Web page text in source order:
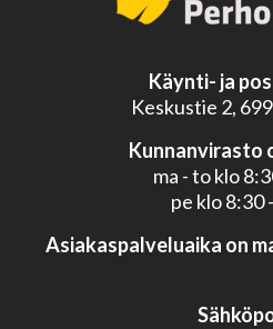
Käynti- ja
Keskustie 2,
Kunnanvirasto
ma - to klo
pe klo 8:30
Asiakaspalveluaika on